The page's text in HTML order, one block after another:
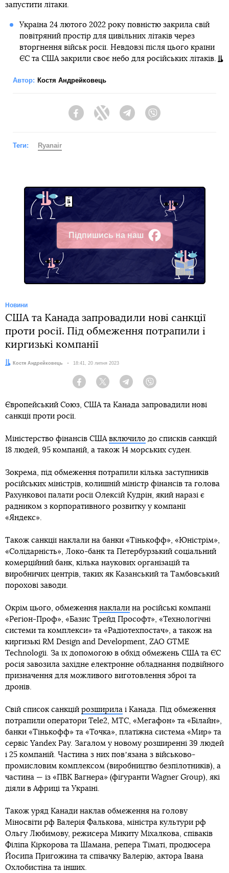
запустити літаки.
Україна 24 лютого 2022 року повністю закрила свій
повітряний простір для цивільних літаків через
вторгнення військ росії. Невдовзі після цього країни
ЄС та США закрили своє небо для російських літаків.
Автор: Костя Андрейковець
FacebookTwitter Telegram
Теги: Ryanair
Підпишись на наш
Facebook
Новини
США та Канада запровадили нові санкції
проти росії. Під обмеження потрапили і
киргизькі компанії
Автор:Костя Андрейковець Дата:
18:41, 20 липня 2023
Facebook Twitter Telegram
Європейський Союз, США та Канада запровадили нові
санкції проти росії.
Міністерство фінансів США включило до списків санкцій
18 людей, 95 компаній, а також 14 морських суден.
Зокрема, під обмеження потрапили кілька заступників
російських міністрів, колишній міністр фінансів та голова
Рахункової палати росії Олексій Кудрін, який наразі є
радником з корпоративного розвитку у компанії
«Яндекс».
Також санкції наклали на банки «Тінькофф», «Юністрім»,
«Солідарність», Локо-банк та Петербурзький соціальний
комерційний банк, кілька наукових організацій та
виробничих центрів, таких як Казанський та Тамбовський
порохові заводи.
Окрім цього, обмеження наклали на російські компанії
«Регіон-Проф», «Базис Трейд Прософт», «Технологічні
системи та комплекси» та «Радіотехпостач», а також на
киргизькі RM Design and Development, ZAO GTME
Technologii. За їх допомогою в обхід обмежень США та ЄС
росія завозила західне електронне обладнання подвійного
призначення для можливого виготовлення зброї та
дронів.
Свій список санкцій розширила і Канада. Під обмеження
потрапили оператори Tele2, МТС, «Мегафон» та «Білайн»,
банки «Тінькофф» та «Точка», платіжна система «Мир» та
сервіс Yandex Pay. Загалом у новому розширенні 39 людей
і 25 компаній. Частина з них повʼязана з військово-
промисловим комплексом (виробництво безпілотників), а
частина — із «ПВК Вагнера» (фігуранти Wagner Group), які
діяли в Африці та Україні.
Також уряд Канади наклав обмеження на голову
Міносвіти рф Валерія Фалькова, міністра культури рф
Ольгу Любимову, режисера Микиту Міхалкова, співаків
Філіпа Кіркорова та Шамана, репера Тіматі, продюсера
Йосипа Пригожина та співачку Валерію, актора Івана
Охлобистіна та інших.